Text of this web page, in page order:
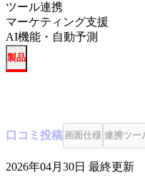
ツール連携
マーケティング支援
AI機能・自動予測
製品
口コミ 投稿画面仕様 連携ツー
2026年04月30日 最終更新